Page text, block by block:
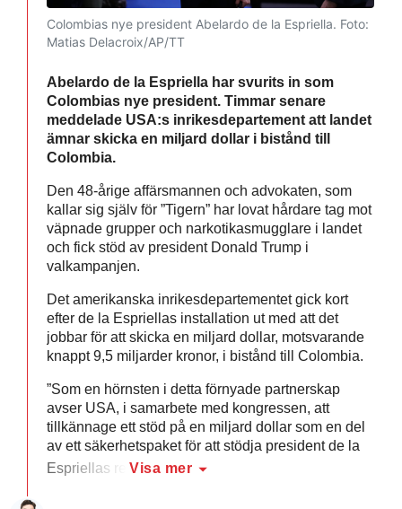
Colombias nye president Abelardo de la Espriella. Foto:
Matias Delacroix/AP/TT
Abelardo de la Espriella har svurits in som
Colombias nye president. Timmar senare
meddelade USA:s inrikesdepartement att landet
ämnar skicka en miljard dollar i bistånd till
Colombia.
Den 48-årige affärsmannen och advokaten, som
kallar sig själv för ”Tigern” har lovat hårdare tag mot
väpnade grupper och narkotikasmugglare i landet
och fick stöd av president Donald Trump i
valkampanjen.
Det amerikanska inrikesdepartementet gick kort
efter de la Espriellas installation ut med att det
jobbar för att skicka en miljard dollar, motsvarande
knappt 9,5 miljarder kronor, i bistånd till Colombia.
”Som en hörnsten i detta förnyade partnerskap
avser USA, i samarbete med kongressen, att
tillkännage ett stöd på en miljard dollar som en del
av ett säkerhetspaket för att stödja president de la
Espriellas re
Visa mer